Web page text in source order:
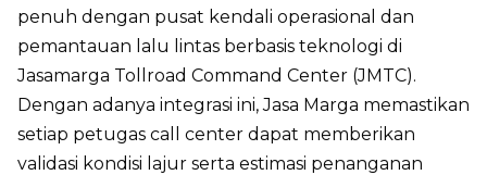
penuh dengan pusat kendali operasional dan
pemantauan lalu lintas berbasis teknologi di
Jasamarga Tollroad Command Center (JMTC).
Dengan adanya integrasi ini, Jasa Marga memastikan
setiap petugas call center dapat memberikan
validasi kondisi lajur serta estimasi penanganan